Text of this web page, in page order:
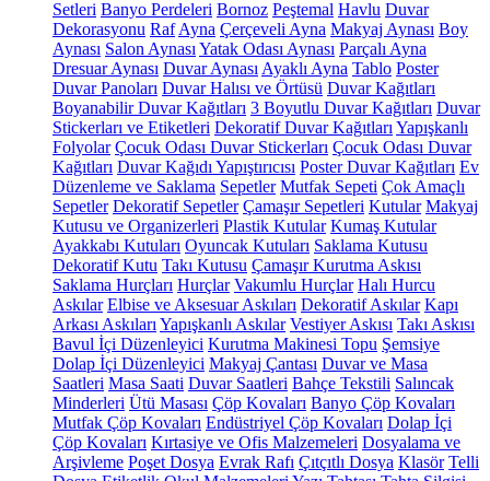
Setleri Banyo Perdeleri Bornoz Peştemal Havlu Duvar
Dekorasyonu Raf Ayna Çerçeveli Ayna Makyaj Aynası Boy
Aynası Salon Aynası Yatak Odası Aynası Parçalı Ayna
Dresuar Aynası Duvar Aynası Ayaklı Ayna Tablo Poster
Duvar Panoları Duvar Halısı ve Örtüsü Duvar Kağıtları
Boyanabilir Duvar Kağıtları 3 Boyutlu Duvar Kağıtları Duvar
Stickerları ve Etiketleri Dekoratif Duvar Kağıtları Yapışkanlı
Folyolar Çocuk Odası Duvar Stickerları Çocuk Odası Duvar
Kağıtları Duvar Kağıdı Yapıştırıcısı Poster Duvar Kağıtları Ev
Düzenleme ve Saklama Sepetler Mutfak Sepeti Çok Amaçlı
Sepetler Dekoratif Sepetler Çamaşır Sepetleri Kutular Makyaj
Kutusu ve Organizerleri Plastik Kutular Kumaş Kutular
Ayakkabı Kutuları Oyuncak Kutuları Saklama Kutusu
Dekoratif Kutu Takı Kutusu Çamaşır Kurutma Askısı
Saklama Hurçları Hurçlar Vakumlu Hurçlar Halı Hurcu
Askılar Elbise ve Aksesuar Askıları Dekoratif Askılar Kapı
Arkası Askıları Yapışkanlı Askılar Vestiyer Askısı Takı Askısı
Bavul İçi Düzenleyici Kurutma Makinesi Topu Şemsiye
Dolap İçi Düzenleyici Makyaj Çantası Duvar ve Masa
Saatleri Masa Saati Duvar Saatleri Bahçe Tekstili Salıncak
Minderleri Ütü Masası Çöp Kovaları Banyo Çöp Kovaları
Mutfak Çöp Kovaları Endüstriyel Çöp Kovaları Dolap İçi
Çöp Kovaları Kırtasiye ve Ofis Malzemeleri Dosyalama ve
Arşivleme Poşet Dosya Evrak Rafı Çıtçıtlı Dosya Klasör Telli